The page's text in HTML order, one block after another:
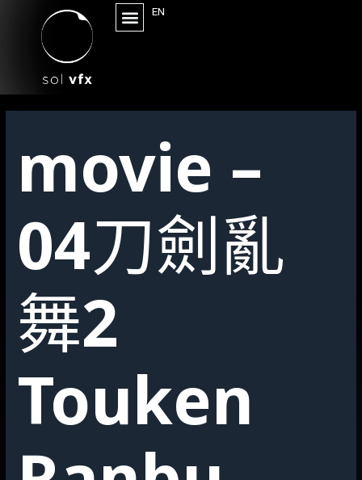
EN
movie –
04刀劍亂
舞2
Touken